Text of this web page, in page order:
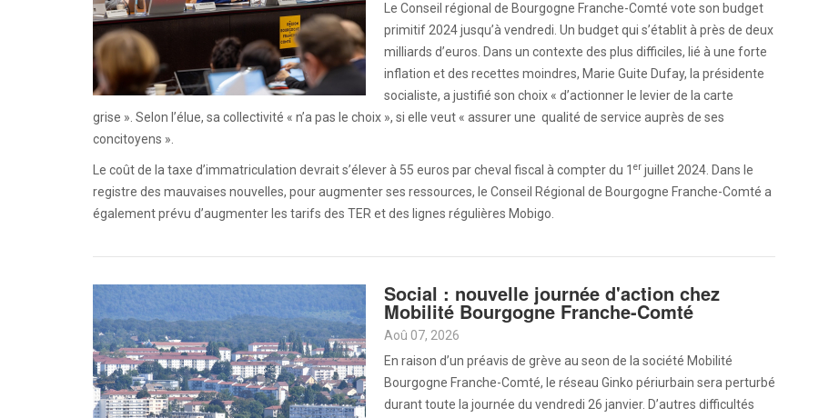
Le Conseil régional de Bourgogne Franche-Comté vote son budget
primitif 2024 jusqu’à vendredi. Un budget qui s’établit à près de deux
milliards d’euros. Dans un contexte des plus difficiles, lié à une forte
inflation et des recettes moindres, Marie Guite Dufay, la présidente
socialiste, a justifié son choix « d’actionner le levier de la carte
grise ». Selon l’élue, sa collectivité « n’a pas le choix », si elle veut « assurer une qualité de service auprès de ses
concitoyens ».
Le coût de la taxe d’immatriculation devrait s’élever à 55 euros par cheval fiscal à compter du 1 er juillet 2024. Dans le
registre des mauvaises nouvelles, pour augmenter ses ressources, le Conseil Régional de Bourgogne Franche-Comté a
également prévu d’augmenter les tarifs des TER et des lignes régulières Mobigo.
Social : nouvelle journée d'action chez
Mobilité Bourgogne Franche-Comté
Aoû 07, 2026
En raison d’un préavis de grève au seon de la société Mobilité
Bourgogne Franche-Comté, le réseau Ginko périurbain sera perturbé
durant toute la journée du vendredi 26 janvier. D’autres difficultés